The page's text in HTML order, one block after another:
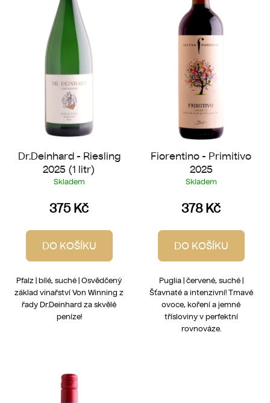
Dr.Deinhard - Riesling
2025 (1 litr)
Skladem
375 Kč
DO KOŠÍKU
Pfalz | bílé, suché | Osvědčený
základ vinařství Von Winning z
řady Dr.Deinhard za skvělé
peníze!
Fiorentino - Primitivo
2025
Skladem
378 Kč
DO KOŠÍKU
Puglia | červené, suché |
Šťavnaté a intenzivní! Tmavé
ovoce, koření a jemné
třísloviny v perfektní
rovnováze.